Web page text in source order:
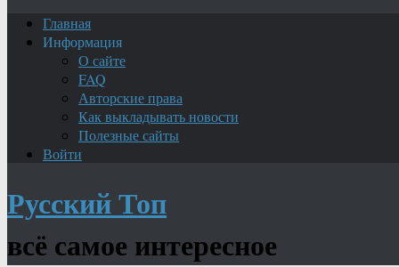
Главная
Информация
О сайте
FAQ
Авторские права
Как выкладывать новости
Полезные сайты
Войти
Русский Топ
всё самое интересное